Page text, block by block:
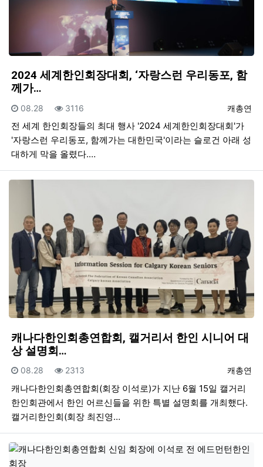
2024 세계한인회장대회, ‘자랑스런 우리동포, 함
께가…
등록자
캐총연
등록일
08.28 조회
3116
전 세계 한인회장들의 최대 행사 '2024 세계한인회장대회'가
'자랑스런 우리동포, 함께가는 대한민국'이라는 슬로건 아래 성
대하게 막을 올렸다.…
캐나다한인회총연합회, 캘거리서 한인 시니어 대
상 설명회…
등록자
캐총연
등록일
08.28 조회
2313
캐나다한인회총연합회(회장 이석로)가 지난 6월 15일 캘거리
한인회관에서 한인 어르신들을 위한 특별 설명회를 개최했다.
캘거리한인회(회장 최진영…